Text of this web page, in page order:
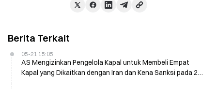
Berita Terkait
05-21 15:05
AS Mengizinkan Pengelola Kapal untuk Membeli Empat
Kapal yang Dikaitkan dengan Iran dan Kena Sanksi pada 21